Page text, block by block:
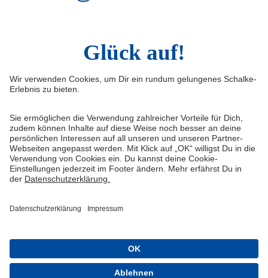
Service & Kontakt
Erklärung zur Barrierefreiheit
Medienportal
Datenschutz
Haftungsausschluss
Tickets
VELTINS-Arena
Knappenschmiede
ERWIN buchen